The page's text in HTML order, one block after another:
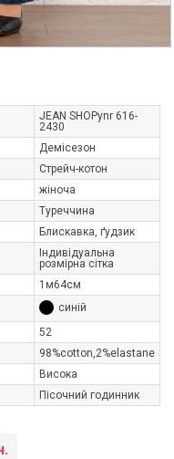
JEAN SHOPynr 616-
2430
Демісезон
Стрейч-котон
жіноча
Туреччина
Блискавка, ґудзик
Індивідуальна
розмірна сітка
1м64см
синій
52
98%cotton,2%elastane
Висока
Пісочний годинник